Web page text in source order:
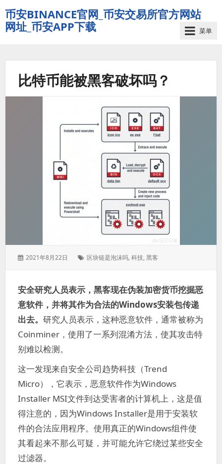
币安BINANCE官网_币安交易所官方网站
网址_币安APP下载
菜单
比特币能被黑客破坏吗？
发
2021年8月22日
标
区块链是泡沫吗,科技,黑客
安全研究人员表示，黑客现在伪装加密货币挖掘恶
意软件，并将其作为合法的Windows安装包传递
出去。 研究人员表示，这种恶意软件，通常被称为
Coinminer，使用了一系列混淆方法，使其攻击特
别难以检测。
这一发现来自安全公司趋势科技（Trend
Micro），它表示，恶意软件作为Windows
Installer MSI文件到达受害者的计算机上，这是值
得注意的，因为Windows Installer是用于安装软
件的合法应用程序。使用真正的Windows组件使
其看起来不那么可疑，并可能允许它绕过某些安全
过滤器。